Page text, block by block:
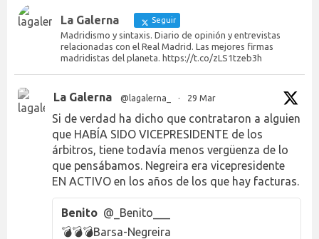
La Galerna Seguir
Madridismo y sintaxis. Diario de opinión y entrevistas
relacionadas con el Real Madrid. Las mejores firmas
madridistas del planeta. https://t.co/zLS1tzeb3h
La Galerna @lagalerna_ · 29 Mar
Si de verdad ha dicho que contrataron a alguien
que HABÍA SIDO VICEPRESIDENTE de los
árbitros, tiene todavía menos vergüenza de lo
que pensábamos. Negreira era vicepresidente
EN ACTIVO en los años de los que hay facturas.
Benito @_Benito___
💣💣💣Barsa-Negreira